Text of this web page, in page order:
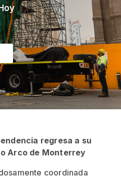
regresa a su
Arco de Monterrey
coordinada